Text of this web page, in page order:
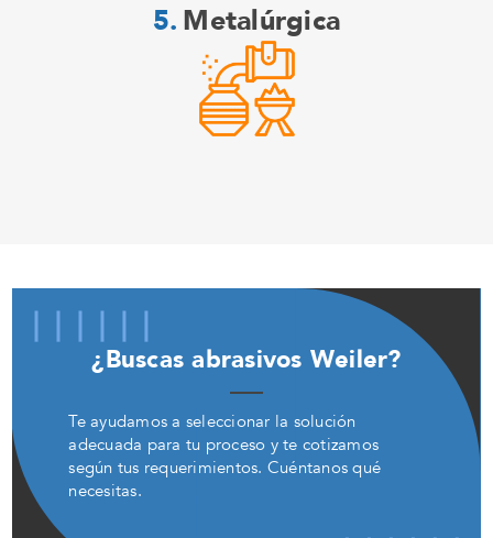
Metalúrgica
¿Buscas abrasivos Weiler?
Te ayudamos a seleccionar la solución
adecuada para tu proceso y te cotizamos
según tus requerimientos. Cuéntanos qué
necesitas.